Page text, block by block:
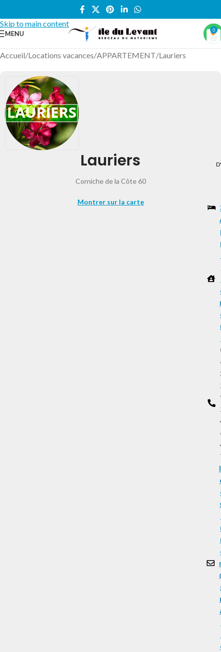
Skip to main content
MENU 0
Accueil/Locations vacances/APPARTEMENT/Lauriers
Lauriers
Corniche de la Côte 60
Montrer sur la carte